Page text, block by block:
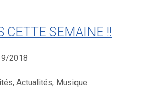
CETTE SEMAINE !!
2018
, Actualités, Musique